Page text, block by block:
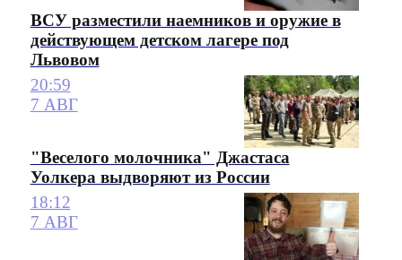
ВСУ разместили наемников и оружие в
действующем детском лагере под
Львовом
20:59
7 АВГ
"Веселого молочника" Джастаса
Уолкера выдворяют из России
18:12
7 АВГ